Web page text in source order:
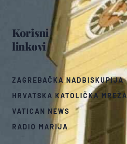
Korisni
linkovi
ZAGREBAČKA NADBISKUPIJA
HRVATSKA KATOLIČKA MREŽA
VATICAN NEWS
RADIO MARIJA